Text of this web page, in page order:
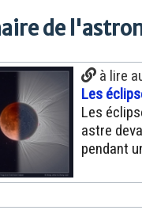
de
à lire
Les
Les
astre
pendant